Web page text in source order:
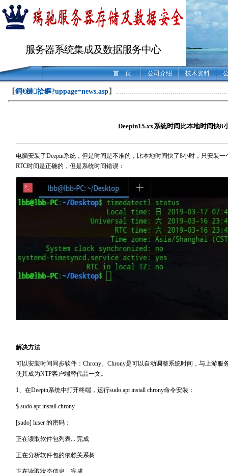
服务器系统集成及数据服务中心
首 页 公司介绍 技术资料
【鎶€鏈祫鏂?uppage=news.asp】
Deepin15.xx系统时间比本地时间快8
电脑安装了Deepin系统，但是时间是不准的，比本地时间快了8小时，只安装
RTC时间是正确的，但是系统时间错误：
解决方法
可以安装时间同步软件：Chrony。Chrony是可以自动调整系统时间，与上游服
使其成为NTP客户端替代品一文。
1、在Deepin系统中打开终端，运行sudo apt install chrony命令安装：
$ sudo apt install chrony
[sudo] luser 的密码：
正在读取软件包列表... 完成
正在分析软件包的依赖关系树
正在读取状态信息... 完成